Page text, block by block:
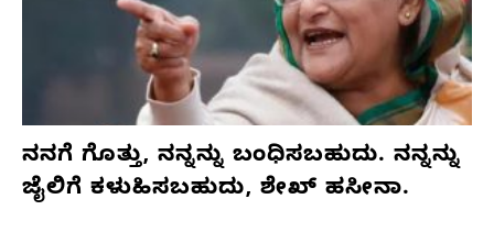
ನನಗೆ ಗೊತ್ತು, ನನ್ನನ್ನು ಬಂಧಿಸಬಹುದು. ನನ್ನನ್ನು
ಜೈಲಿಗೆ ಕಳುಹಿಸಬಹುದು, ಶೇಖ್ ಹಸೀನಾ.